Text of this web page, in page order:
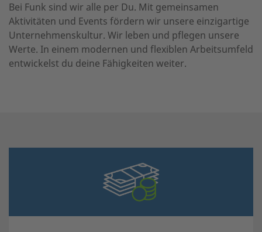
Bei Funk sind wir alle per Du. Mit gemeinsamen
Aktivitäten und Events fördern wir unsere einzigartige
Unternehmenskultur. Wir leben und pflegen unsere
Werte. In einem modernen und flexiblen Arbeitsumfeld
entwickelst du deine Fähigkeiten weiter.